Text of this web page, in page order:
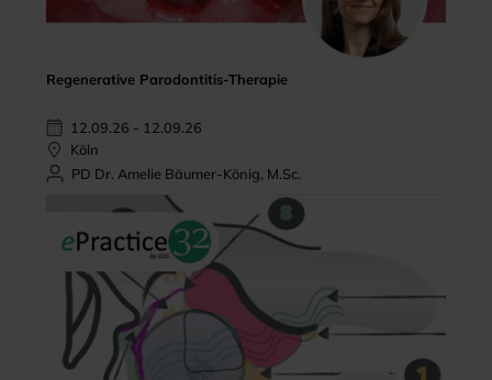
Regenerative Parodontitis-Therapie
12.09.26 - 12.09.26
Köln
PD Dr. Amelie Bäumer-König, M.Sc.